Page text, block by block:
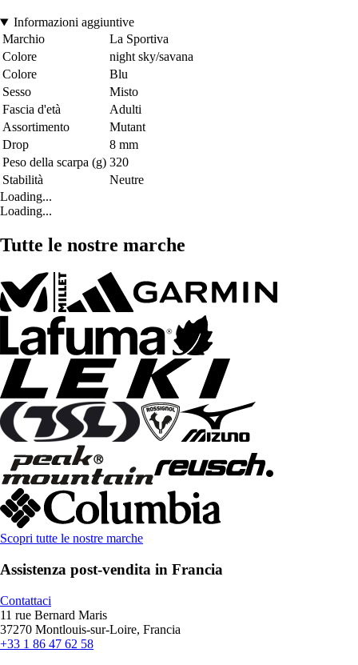
Informazioni aggiuntive
Marchio
La Sportiva
Colore
night sky/savana
Colore
Blu
Sesso
Misto
Fascia d'età
Adulti
Assortimento
Mutant
Drop
8 mm
Peso della scarpa (g) 320
Stabilità
Neutre
Loading...
Loading...
Tutte le nostre marche
Scopri tutte le nostre marche
Assistenza post-vendita in Francia
Contattaci
11 rue Bernard Maris
37270 Montlouis-sur-Loire, Francia
+33 1 86 47 62 58